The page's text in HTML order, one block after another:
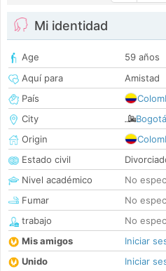
Mi identidad
Age
59 años
Aquí para
Amistad
País
City
Origin
Estado civil
Nivel académico
No
Fumar
No
trabajo
No
Mis amigos
Iniciar
Unido
Iniciar